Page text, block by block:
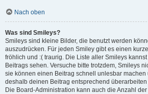
Nach oben
Was sind Smileys?
Smileys sind kleine Bilder, die benutzt werden
auszudrücken. Für jeden Smiley gibt es einen
fröhlich und :( traurig. Die Liste aller Smileys
Beitrags sehen. Versuche bitte trotzdem, Smileys
sie können einen Beitrag schnell unlesbar machen
deshalb deinen Beitrag entsprechend
Die Board-Administration kann auch die Anzahl